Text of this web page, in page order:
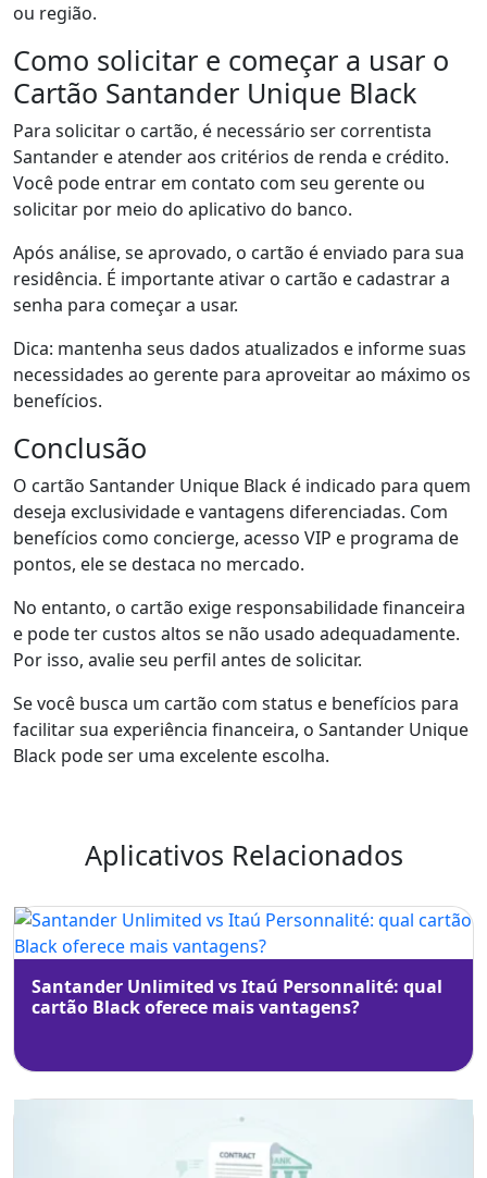
ou região.
Como solicitar e começar a usar o
Cartão Santander Unique Black
Para solicitar o cartão, é necessário ser correntista
Santander e atender aos critérios de renda e crédito.
Você pode entrar em contato com seu gerente ou
solicitar por meio do aplicativo do banco.
Após análise, se aprovado, o cartão é enviado para sua
residência. É importante ativar o cartão e cadastrar a
senha para começar a usar.
Dica: mantenha seus dados atualizados e informe suas
necessidades ao gerente para aproveitar ao máximo os
benefícios.
Conclusão
O cartão Santander Unique Black é indicado para quem
deseja exclusividade e vantagens diferenciadas. Com
benefícios como concierge, acesso VIP e programa de
pontos, ele se destaca no mercado.
No entanto, o cartão exige responsabilidade financeira
e pode ter custos altos se não usado adequadamente.
Por isso, avalie seu perfil antes de solicitar.
Se você busca um cartão com status e benefícios para
facilitar sua experiência financeira, o Santander Unique
Black pode ser uma excelente escolha.
Aplicativos Relacionados
Santander Unlimited vs Itaú Personnalité: qual
cartão Black oferece mais vantagens?